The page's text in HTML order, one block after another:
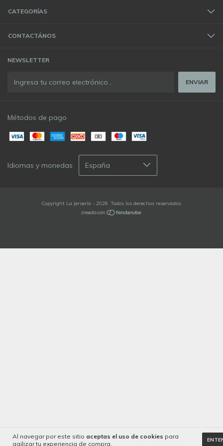
Al navegar por este sitio aceptas el uso de cookies para
agilizar tu experiencia de compra.
CATEGORÍAS
CONTACTÁNOS
NEWSLETTER
Métodos de pago
Idiomas y monedas
Copyright La Jersería - 2026. Todos los derechos reservados.